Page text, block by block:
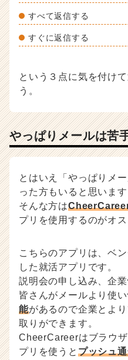
すべて返信する
すぐに返信する
という３点に気を付け
う。
やっぱりメールは苦
とはいえ「やっぱりメ
った方もいると思います
そんな方は
プリを使用するのがオス
こちらのアプリは、ベ
した就活アプリです。
説明会の申し込み、企
皆さんがメールより使
能があるので企業とよ
取りができます。
CheerCareerはブラウ
プリを使うと プッシュ